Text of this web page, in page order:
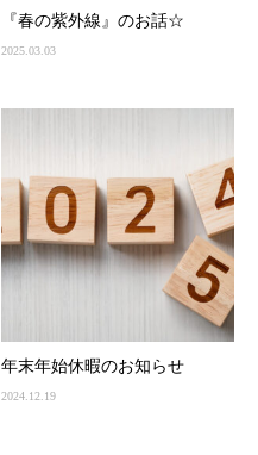
『春の紫外線』のお話☆
2025.03.03
年末年始休暇のお知らせ
2024.12.19